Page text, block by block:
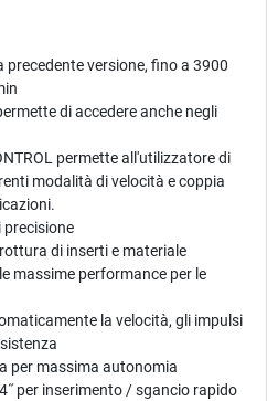
precedente versione, fino a 3900
di accedere anche negli
permette all'utilizzatore di
modalità di velocità e coppia
precisione
di inserti e materiale
massime performance per le
la velocità, gli impulsi
per massima autonomia
per inserimento / sgancio rapido